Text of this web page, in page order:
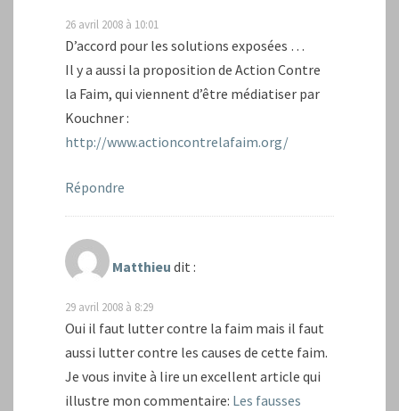
26 avril 2008 à 10:01
D’accord pour les solutions exposées …
Il y a aussi la proposition de Action Contre
la Faim, qui viennent d’être médiatiser par
Kouchner :
http://www.actioncontrelafaim.org/
Répondre
Matthieu dit :
29 avril 2008 à 8:29
Oui il faut lutter contre la faim mais il faut
aussi lutter contre les causes de cette faim.
Je vous invite à lire un excellent article qui
illustre mon commentaire: Les fausses